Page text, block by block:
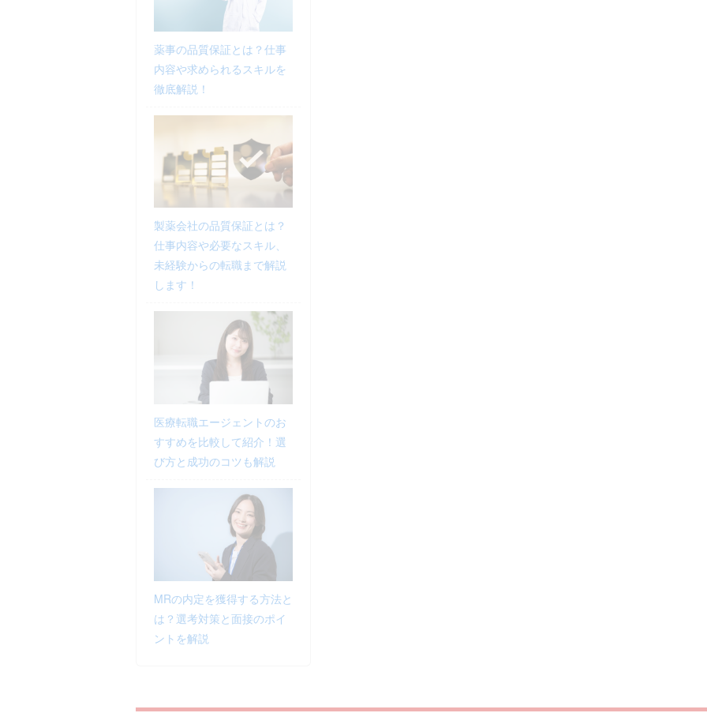
薬事の品質保証とは？仕事
内容や求められるスキルを
徹底解説！
製薬会社の品質保証とは？
仕事内容や必要なスキル、
未経験からの転職まで解説
します！
医療転職エージェントのお
すすめを比較して紹介！選
び方と成功のコツも解説
MRの内定を獲得する方法と
は？選考対策と面接のポイ
ントを解説